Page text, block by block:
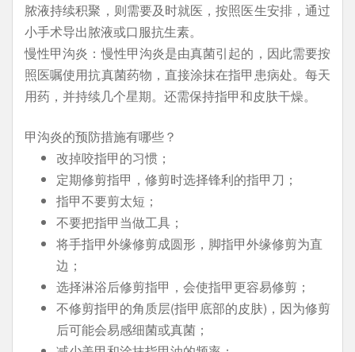
脓液持续积聚，则需要及时就医，按照医生安排，通过
小手术导出脓液或口服抗生素。
慢性甲沟炎：慢性甲沟炎是由真菌引起的，因此需要按
照医嘱使用抗真菌药物，直接涂抹在指甲患病处。每天
用药，并持续几个星期。还需保持指甲和皮肤干燥。
甲沟炎的预防措施有哪些？
改掉咬指甲的习惯；
定期修剪指甲，修剪时选择锋利的指甲刀；
指甲不要剪太短；
不要把指甲当做工具；
将手指甲外缘修剪成圆形，脚指甲外缘修剪为直
边；
选择淋浴后修剪指甲，会使指甲更容易修剪；
不修剪指甲的角质层(指甲底部的皮肤)，因为修剪
后可能会易感细菌或真菌；